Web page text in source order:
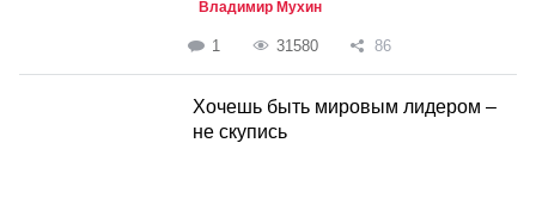
Владимир Мухин
1 31580 86
Хочешь быть мировым лидером –
не скупись